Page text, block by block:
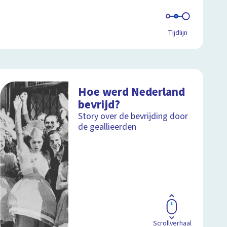
Tijdlijn
Hoe werd Nederland
bevrijd?
Story over de bevrijding door
de geallieerden
Scrollverhaal